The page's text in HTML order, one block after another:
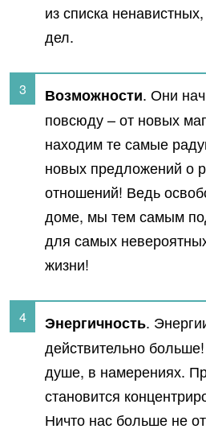
из списка
дел.
Возможности. Они
повсюду – от новых
находим те самые
новых предложений о
отношений! Ведь
доме, мы тем самым
для самых
жизни!
Энергичность.
действительно
душе, в намерениях.
становится
Ничто нас больше не